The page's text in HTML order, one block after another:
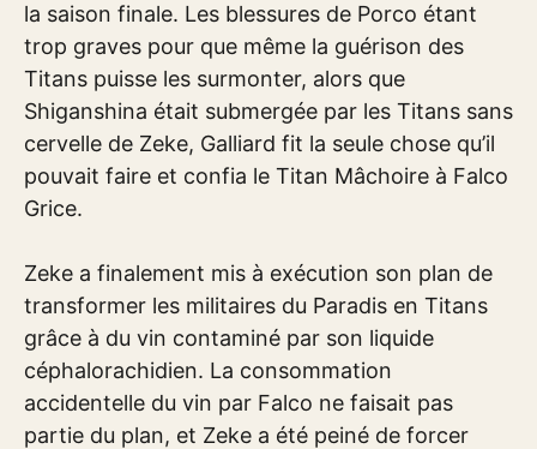
la saison finale. Les blessures de Porco étant
trop graves pour que même la guérison des
Titans puisse les surmonter, alors que
Shiganshina était submergée par les Titans sans
cervelle de Zeke, Galliard fit la seule chose qu’il
pouvait faire et confia le Titan Mâchoire à Falco
Grice.
Zeke a finalement mis à exécution son plan de
transformer les militaires du Paradis en Titans
grâce à du vin contaminé par son liquide
céphalorachidien. La consommation
accidentelle du vin par Falco ne faisait pas
partie du plan, et Zeke a été peiné de forcer